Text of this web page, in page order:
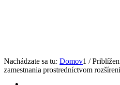
Nachádzate sa tu: Domov1 /
zamestnania prostredníctvom